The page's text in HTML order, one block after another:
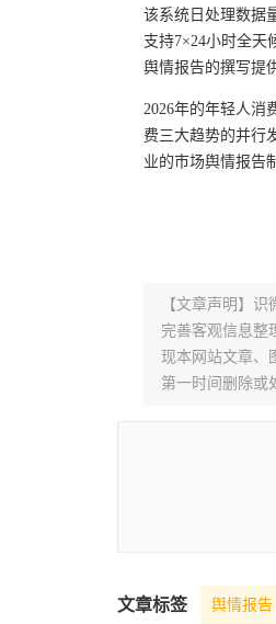
该系统日处理数据
支持7×24小时全天
舆情报告的撰写提
2026年的年轻人消
费三大趋势的并行
业的市场舆情报告
【文章声明】
完善客观信息整
现本网站文章、
第一时间删除或
文章标签 舆情报告